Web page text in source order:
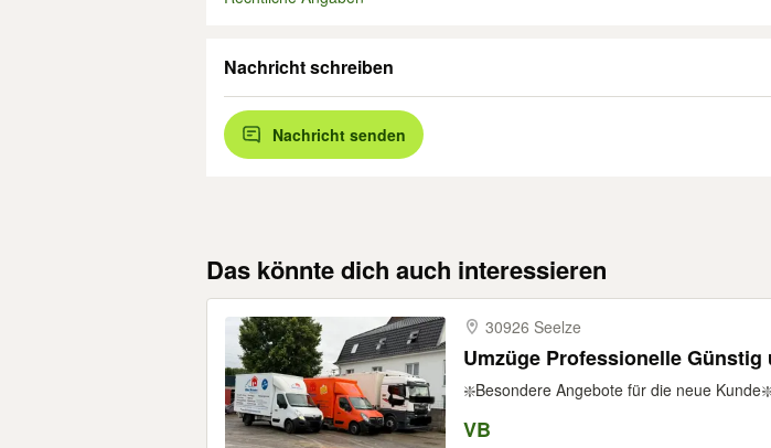
Nachricht schreiben
Nachricht senden
Das könnte dich auch interessieren
30926 Seelze
Umzüge Professionelle
❇️Besondere Angebote für die neue
VB